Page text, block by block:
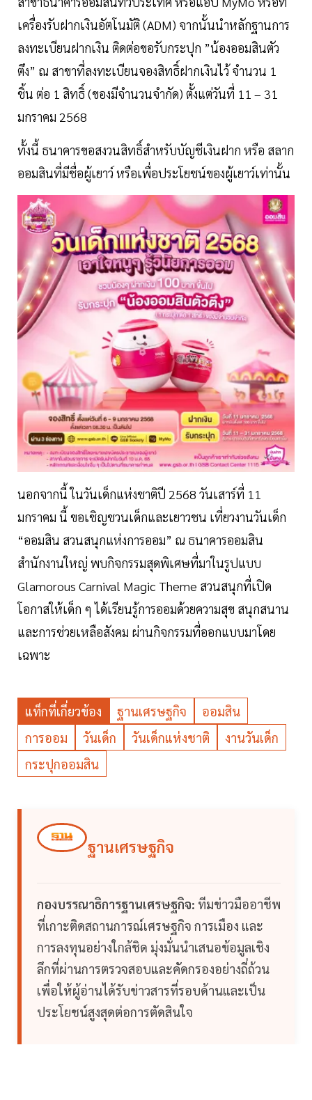
เครื่องรับฝากเงินอัตโนมัติ (ADM) จากนั้นนำหลักฐานการ
ลงทะเบียนฝากเงิน ติดต่อขอรับกระปุก ”น้องออมสินตัว
ตึง” ณ สาขาที่ลงทะเบียนจองสิทธิ์ฝากเงินไว้ จำนวน 1
ชิ้น ต่อ 1 สิทธิ์ (ของมีจำนวนจำกัด) ตั้งแต่วันที่ 11 – 31
มกราคม 2568
ทั้งนี้ ธนาคารขอสงวนสิทธิ์สำหรับบัญชีเงินฝาก หรือ สลาก
ออมสินที่มีชื่อผู้เยาว์ หรือเพื่อประโยชน์ของผู้เยาว์เท่านั้น
นอกจากนี้ ในวันเด็กแห่งชาติปี 2568 วันเสาร์ที่ 11
มกราคม นี้ ขอเชิญชวนเด็กและเยาวชน เที่ยวงานวันเด็ก
“ออมสิน สวนสนุกแห่งการออม” ณ ธนาคารออมสิน
สำนักงานใหญ่ พบกิจกรรมสุดพิเศษที่มาในรูปแบบ
Glamorous Carnival Magic Theme สวนสนุกที่เปิด
โอกาสให้เด็ก ๆ ได้เรียนรู้การออมด้วยความสุข สนุกสนาน
และการช่วยเหลือสังคม ผ่านกิจกรรมที่ออกแบบมาโดย
เฉพาะ
แท็กที่เกี่ยวข้อง ฐานเศรษฐกิจ
ออมสิน
การออม
วันเด็ก วันเด็กแห่งชาติ
งานวันเด็ก
กระปุกออมสิน
ฐานเศรษฐกิจ
กองบรรณาธิการฐานเศรษฐกิจ: ทีมข่าวมืออาชีพ
ที่เกาะติดสถานการณ์เศรษฐกิจ การเมือง และ
การลงทุนอย่างใกล้ชิด มุ่งมั่นนำเสนอข้อมูลเชิง
ลึกที่ผ่านการตรวจสอบและคัดกรองอย่างถี่ถ้วน
เพื่อให้ผู้อ่านได้รับข่าวสารที่รอบด้านและเป็น
ประโยชน์สูงสุดต่อการตัดสินใจ